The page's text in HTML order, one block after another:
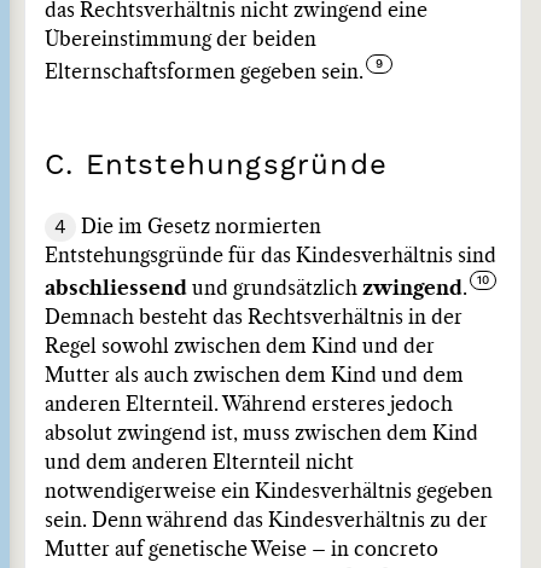
das Rechtsverhältnis nicht zwingend eine
Übereinstimmung der beiden
Elternschaftsformen gegeben sein.
C. Entstehungsgründe
4
Die im Gesetz normierten
Entstehungsgründe für das Kindesverhältnis sind
abschliessend und grundsätzlich zwingend.
Demnach besteht das Rechtsverhältnis in der
Regel sowohl zwischen dem Kind und der
Mutter als auch zwischen dem Kind und dem
anderen Elternteil. Während ersteres jedoch
absolut zwingend ist, muss zwischen dem Kind
und dem anderen Elternteil nicht
notwendigerweise ein Kindesverhältnis gegeben
sein. Denn während das Kindesverhältnis zu der
Mutter auf genetische Weise – in concreto